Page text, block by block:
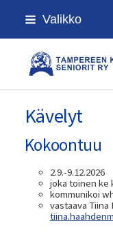
Siirry
sivun
Valikko
Kävelyt
Kokoontuu
2.9.-9.12.2026
joka toinen ke
kommunikoi
vastaava Tiina